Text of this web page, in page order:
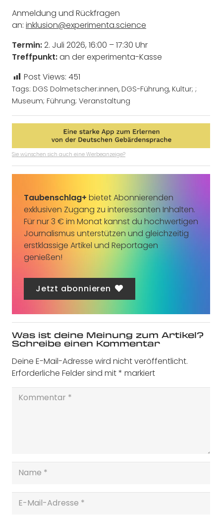
Anmeldung und Rückfragen
an: inklusion@experimenta.science
Termin:2. Juli 2026, 16:00 – 17:30 Uhr
Treffpunkt:an der experimenta-Kasse
Post Views: 451
Tags: DGS Dolmetscher:innen, DGS-Führung, Kultur; ;
Museum; Führung; Veranstaltung
Sie wünschen sich auch eine Werbeanzeige?
Taubenschlag+ bietet Abonnierenden
exklusiven Zugang zu interessanten Inhalten.
Für nur 3 € im Monat kannst du hochwertigen
Journalismus unterstützen und gleichzeitig
erstklassige Artikel und Reportagen
genießen!
Jetzt abonnieren
Was ist deine Meinung zum Artikel?
Schreibe einen Kommentar
Deine E-Mail-Adresse wird nicht veröffentlicht.
Erforderliche Felder sind mit* markiert